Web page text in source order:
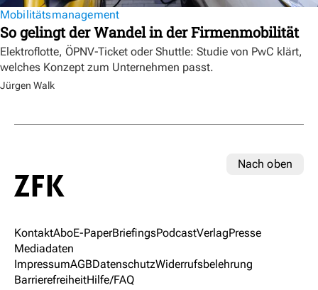
Mobilitätsmanagement
So gelingt der Wandel in der Firmenmobilität
Elektroflotte, ÖPNV-Ticket oder Shuttle: Studie von PwC klärt,
welches Konzept zum Unternehmen passt.
Jürgen Walk
Nach oben
KontaktAboE-PaperBriefingsPodcastVerlagPresse
Mediadaten
ImpressumAGBDatenschutzWiderrufsbelehrung
BarrierefreiheitHilfe/FAQ